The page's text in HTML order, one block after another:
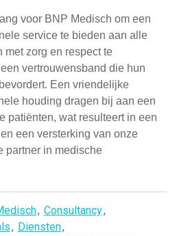
voor BNP Medisch om een
service te bieden aan alle
met zorg en respect te
vertrouwensband die hun
Een vriendelijke
houding dragen bij aan een
patiënten, wat resulteert in een
een versterking van onze
partner in medische
, Consultancy,
, Diensten,